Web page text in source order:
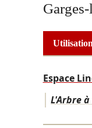
Espace
L'Arbre